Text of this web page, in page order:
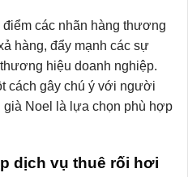
các nhãn hàng thương
hàng, đẩy mạnh các sự
hiệu doanh nghiệp.
cách gây chú ý với người
già Noel là lựa chọn phù hợp
dịch vụ thuê rối hơi